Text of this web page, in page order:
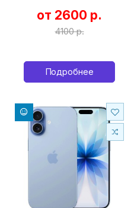
от 2600 р.
4100 р.
Подробнее